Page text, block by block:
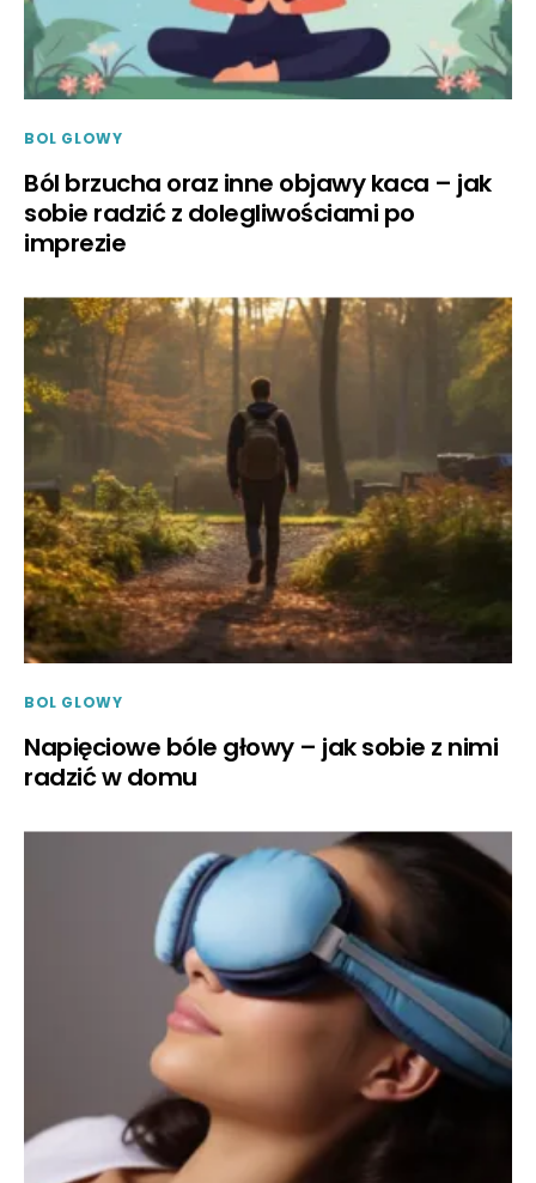
BOL GLOWY
Ból brzucha oraz inne objawy kaca – jak
sobie radzić z dolegliwościami po
imprezie
BOL GLOWY
Napięciowe bóle głowy – jak sobie z nimi
radzić w domu